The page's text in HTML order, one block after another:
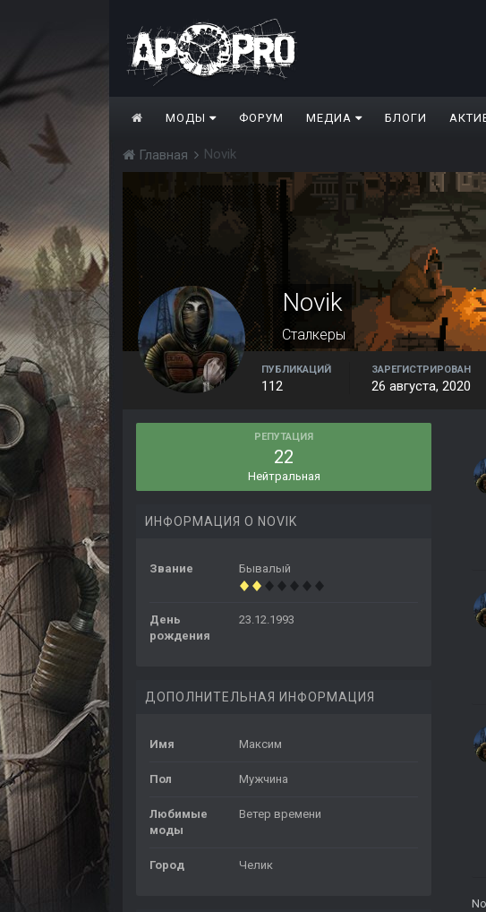
МОДЫ ФОРУМ МЕДИА БЛОГИ
Главная Novik
Novik
Сталкеры
ПУБЛИКАЦИЙ
112
ЗАРЕГИСТРИРОВАН
26 августа, 2020
РЕПУТАЦИЯ
22
Нейтральная
ИНФОРМАЦИЯ О NOVIK
Звание Бывалый
День
рождения
23.12.1993
ДОПОЛНИТЕЛЬНАЯ ИНФОРМАЦИЯ
Имя Максим
Пол Мужчина
Любимые
моды
Ветер времени
Город Челик